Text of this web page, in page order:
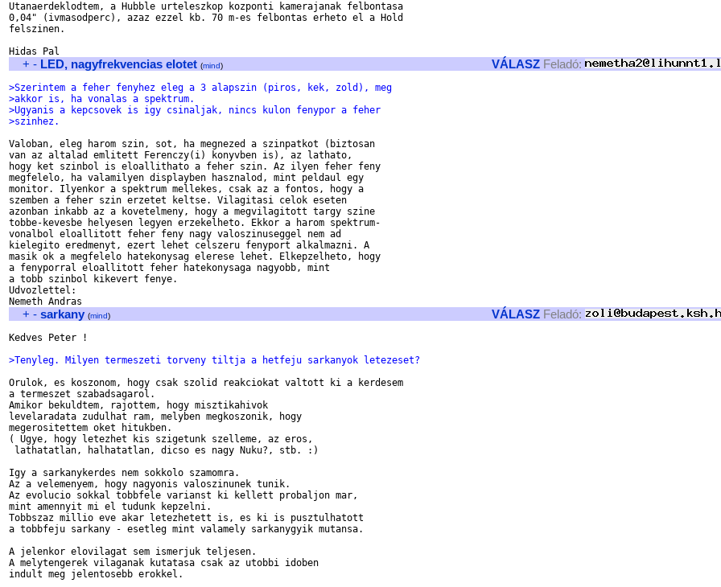
Utanaerdeklodtem, a Hubble urteleszkop kozponti kamerajanak felbontasa
0,04" (ivmasodperc), azaz ezzel kb. 70 m-es felbontas erheto el a Hold
felszinen.
+ - LED, nagyfrekvencias elotet (mind) VÁLASZ Feladó:
>Szerintem a feher fenyhez eleg a 3 alapszin (piros, kek, zold), meg
>akkor is, ha vonalas a spektrum.
>Ugyanis a kepcsovek is igy csinaljak, nincs kulon fenypor a feher
>szinhez.
Valoban, eleg harom szin, sot, ha megnezed a szinpatkot (biztosan
van az altalad emlitett Ferenczy(i) konyvben is), az lathato,
hogy ket szinbol is eloallithato a feher szin. Az ilyen feher feny
megfelelo, ha valamilyen displayben hasznalod, mint peldaul egy
monitor. Ilyenkor a spektrum mellekes, csak az a fontos, hogy a
szemben a feher szin erzetet keltse. Vilagitasi celok eseten
azonban inkabb az a kovetelmeny, hogy a megvilagitott targy szine
tobbe-kevesbe helyesen legyen erzekelheto. Ekkor a harom spektrum-
vonalbol eloallitott feher feny nagy valoszinuseggel nem ad
kielegito eredmenyt, ezert lehet celszeru fenyport alkalmazni. A
masik ok a megfelelo hatekonysag elerese lehet. Elkepzelheto, hogy
a fenyporral eloallitott feher hatekonysaga nagyobb, mint
a tobb szinbol kikevert fenye.
Udvozlettel:
+ - sarkany (mind) VÁLASZ Feladó:
Kedves Peter !
>Tenyleg. Milyen termeszeti torveny tiltja a hetfeju sarkanyok letezeset?
Orulok, es koszonom, hogy csak szolid reakciokat valtott ki a kerdesem
a termeszet szabadsagarol.
Amikor bekuldtem, rajottem, hogy misztikahivok
levelaradata zudulhat ram, melyben megkoszonik, hogy
megerositettem oket hitukben.
( Ugye, hogy letezhet kis szigetunk szelleme, az eros,
lathatatlan, halhatatlan, dicso es nagy Nuku?, stb. :)
Igy a sarkanykerdes nem sokkolo szamomra.
Az a velemenyem, hogy nagyonis valoszinunek tunik.
Az evolucio sokkal tobbfele varianst ki kellett probaljon mar,
mint amennyit mi el tudunk kepzelni.
Tobbszaz millio eve akar letezhetett is, es ki is pusztulhatott
a tobbfeju sarkany - esetleg mint valamely sarkanygyik mutansa.
A jelenkor elovilagat sem ismerjuk teljesen.
A melytengerek vilaganak kutatasa csak az utobbi idoben
indult meg jelentosebb erokkel.